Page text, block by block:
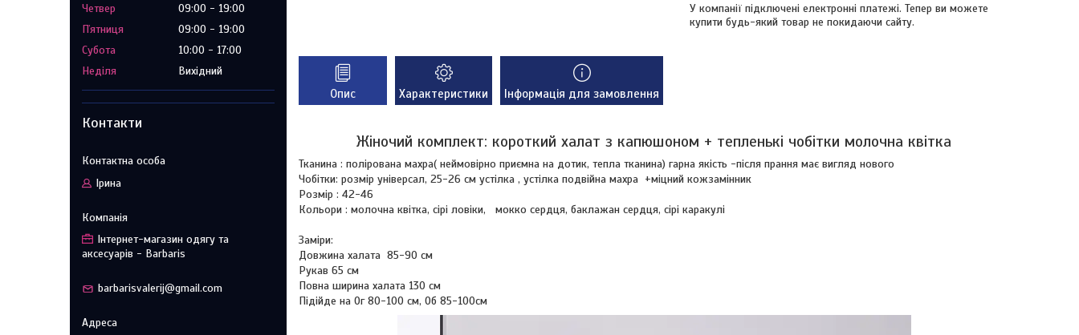
У компанії підключені електронні платежі. Тепер ви можете
купити будь-який товар не покидаючи сайту.
Опис Характеристики Інформація для замовлення
Жіночий комплект: короткий халат з капюшоном + тепленькі чобітки молочна квітка
Тканина : полірована махра( неймовірно приємна на дотик, тепла тканина) гарна якість -після прання має вигляд нового
Чобітки: розмір універсал, 25-26 см устілка , устілка подвійна махра +міцний кожзамінник
Розмір : 42-46
Кольори : молочна квітка, сірі ловіки, мокко сердця, баклажан сердця, сірі каракулі
Заміри:
Довжина халата 85-90 см
Рукав 65 см
Повна ширина халата 130 см
Підійде на Ог 80-100 см, Об 85-100см
Четвер
09:00
19:00
Пʼятниця
09:00
19:00
Субота
10:00
17:00
Неділя
Вихідний
Контакти
Ірина
Інтернет-магазин одягу та
аксесуарів - Barbaris
barbarisvalerij@gmail.com